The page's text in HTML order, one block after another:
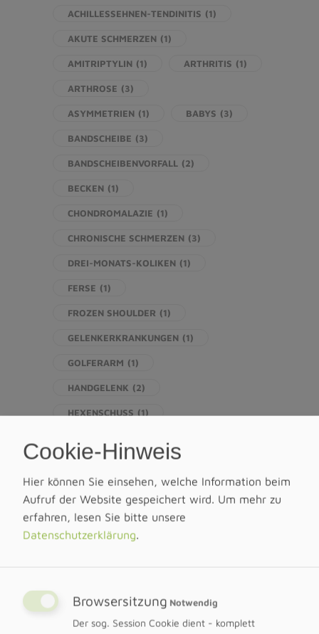
ACHILLESSEHNEN-TENDINITIS (1)
AKUTE SCHMERZEN (1)
AMITRIPTYLIN (1) ARTHRITIS (1)
ARTHROSE (3)
ASYMMETRIEN (1) BABYS (3)
BANDSCHEIBE (3)
BANDSCHEIBENVORFALL (2)
BECKEN (1)
CHONDROMALAZIE (1)
CHRONISCHE SCHMERZEN (3)
DREI-MONATS-KOLIKEN (1)
FERSE (1)
FROZEN SHOULDER (1)
GELENKERKRANKUNGEN (1)
GOLFERARM (1)
HANDGELENK (2)
HEXENSCHUSS (1)
HÜFTIMPINGEMENT (1)
ILIOSAKRALGELENK (1)
ILIOTIBIALBAND
IMPINGEMENT (1)
KIEFERBESCHWERDEN
Cookie-Hinweis
Hier können Sie einsehen, welche Information beim
Aufruf der Website gespeichert wird. Um mehr zu
erfahren, lesen Sie bitte unsere
Datenschutzerklärung.
Browsersitzung Notwendig
Der sog. Session Cookie dient - komplett